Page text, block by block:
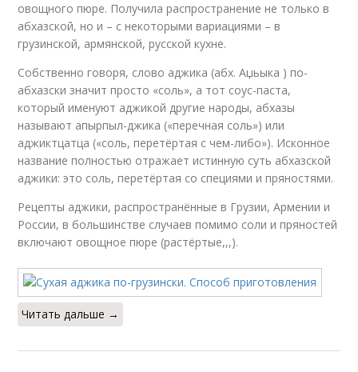
овощного пюре. Получила распространение не только в
абхазской, но и – с некоторыми вариациями – в
грузинской, армянской, русской кухне.
Собственно говоря, слово аджика (абх. Аџьыка ) по-
абхазски значит просто «соль», а тот соус-паста,
который именуют аджикой другие народы, абхазы
называют апырпыл-джика («перечная соль») или
аджиктцатца («соль, перетёртая с чем-либо»). Исконное
название полностью отражает истинную суть абхазской
аджики: это соль, перетёртая со специями и пряностями.
Рецепты аджики, распространённые в Грузии, Армении и
России, в большинстве случаев помимо соли и пряностей
включают овощное пюре (растёртые,,,).
Читать дальше →